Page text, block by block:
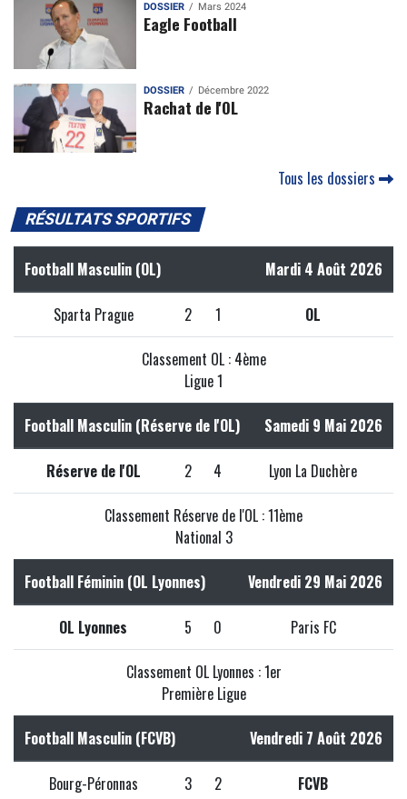
DOSSIER Mars 2024
Eagle Football
DOSSIER Décembre 2022
Rachat de l'OL
Tous les dossiers
RÉSULTATS SPORTIFS
Football Masculin (OL) Mardi 4 Août 2026
Sparta Prague 2 1 OL
Classement OL : 4ème
Ligue 1
Football Masculin (Réserve de l'OL) Samedi 9 Mai 2026
Réserve de l'OL 2 4 Lyon La Duchère
Classement Réserve de l'OL : 11ème
National 3
Football Féminin (OL Lyonnes) Vendredi 29 Mai 2026
OL Lyonnes 5 0 Paris FC
Classement OL Lyonnes : 1er
Première Ligue
Football Masculin (FCVB) Vendredi 7 Août 2026
Bourg-Péronnas 3 2 FCVB